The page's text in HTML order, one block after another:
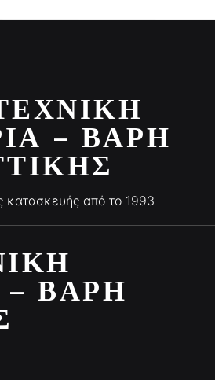
– ΒΆΡΗ
κατασκευής από το 1993
– ΒΆΡΗ